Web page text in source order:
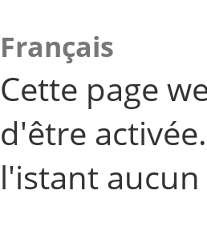
Français
Cette page
d'être
l'istant